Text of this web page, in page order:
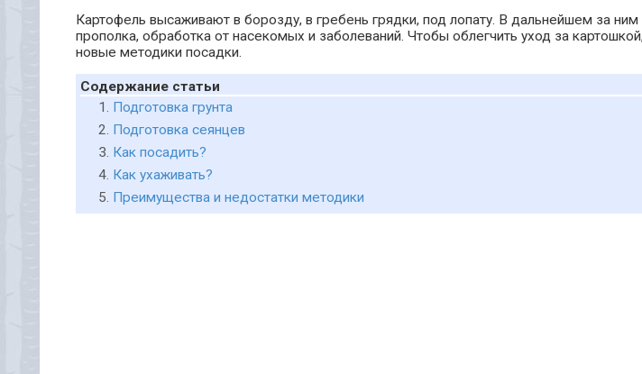
Картофель высаживают в борозду, в гребень грядки, под лопату. В дальнейшем за ним
прополка, обработка от насекомых и заболеваний. Чтобы облегчить уход за
новые методики посадки.
Содержание статьи
Подготовка грунта
Подготовка сеянцев
Как посадить?
Как ухаживать?
Преимущества и недостатки методики